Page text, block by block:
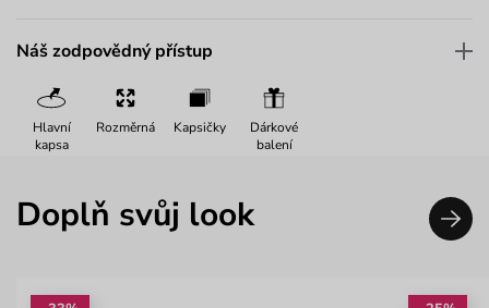
Náš zodpovědný přístup
Hlavní
kapsa
Rozměrná Kapsičky
Dárkové
balení
Doplň svůj look